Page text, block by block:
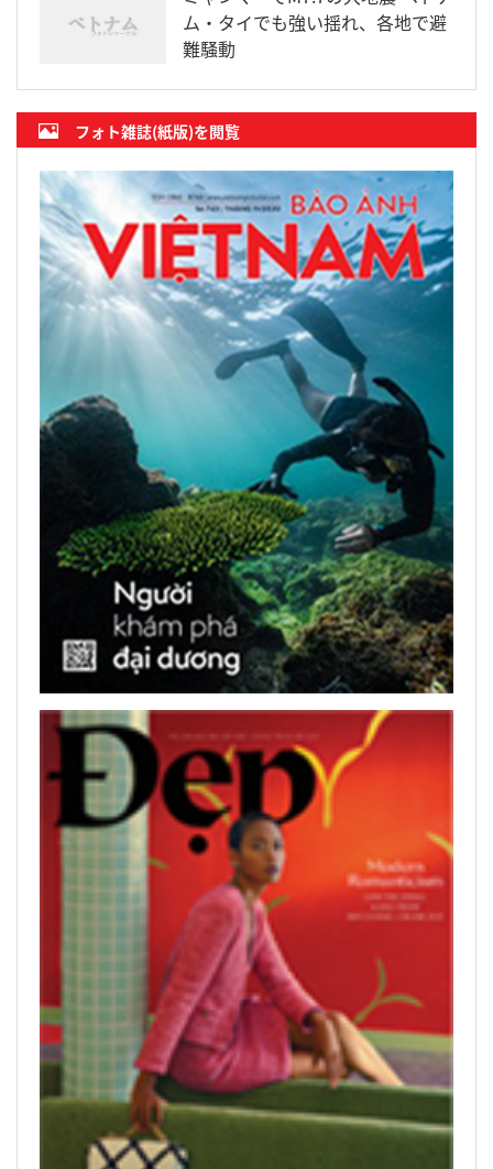
ム・タイでも強い揺れ、各地で避
難騒動
フォト雑誌(紙版)を閲覧